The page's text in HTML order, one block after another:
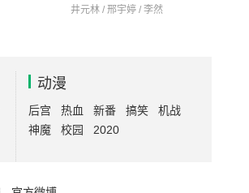
井元林 / 邢宇婷 / 李然
动漫
后宫 热血 新番 搞笑
机战
神魔
校园 2020